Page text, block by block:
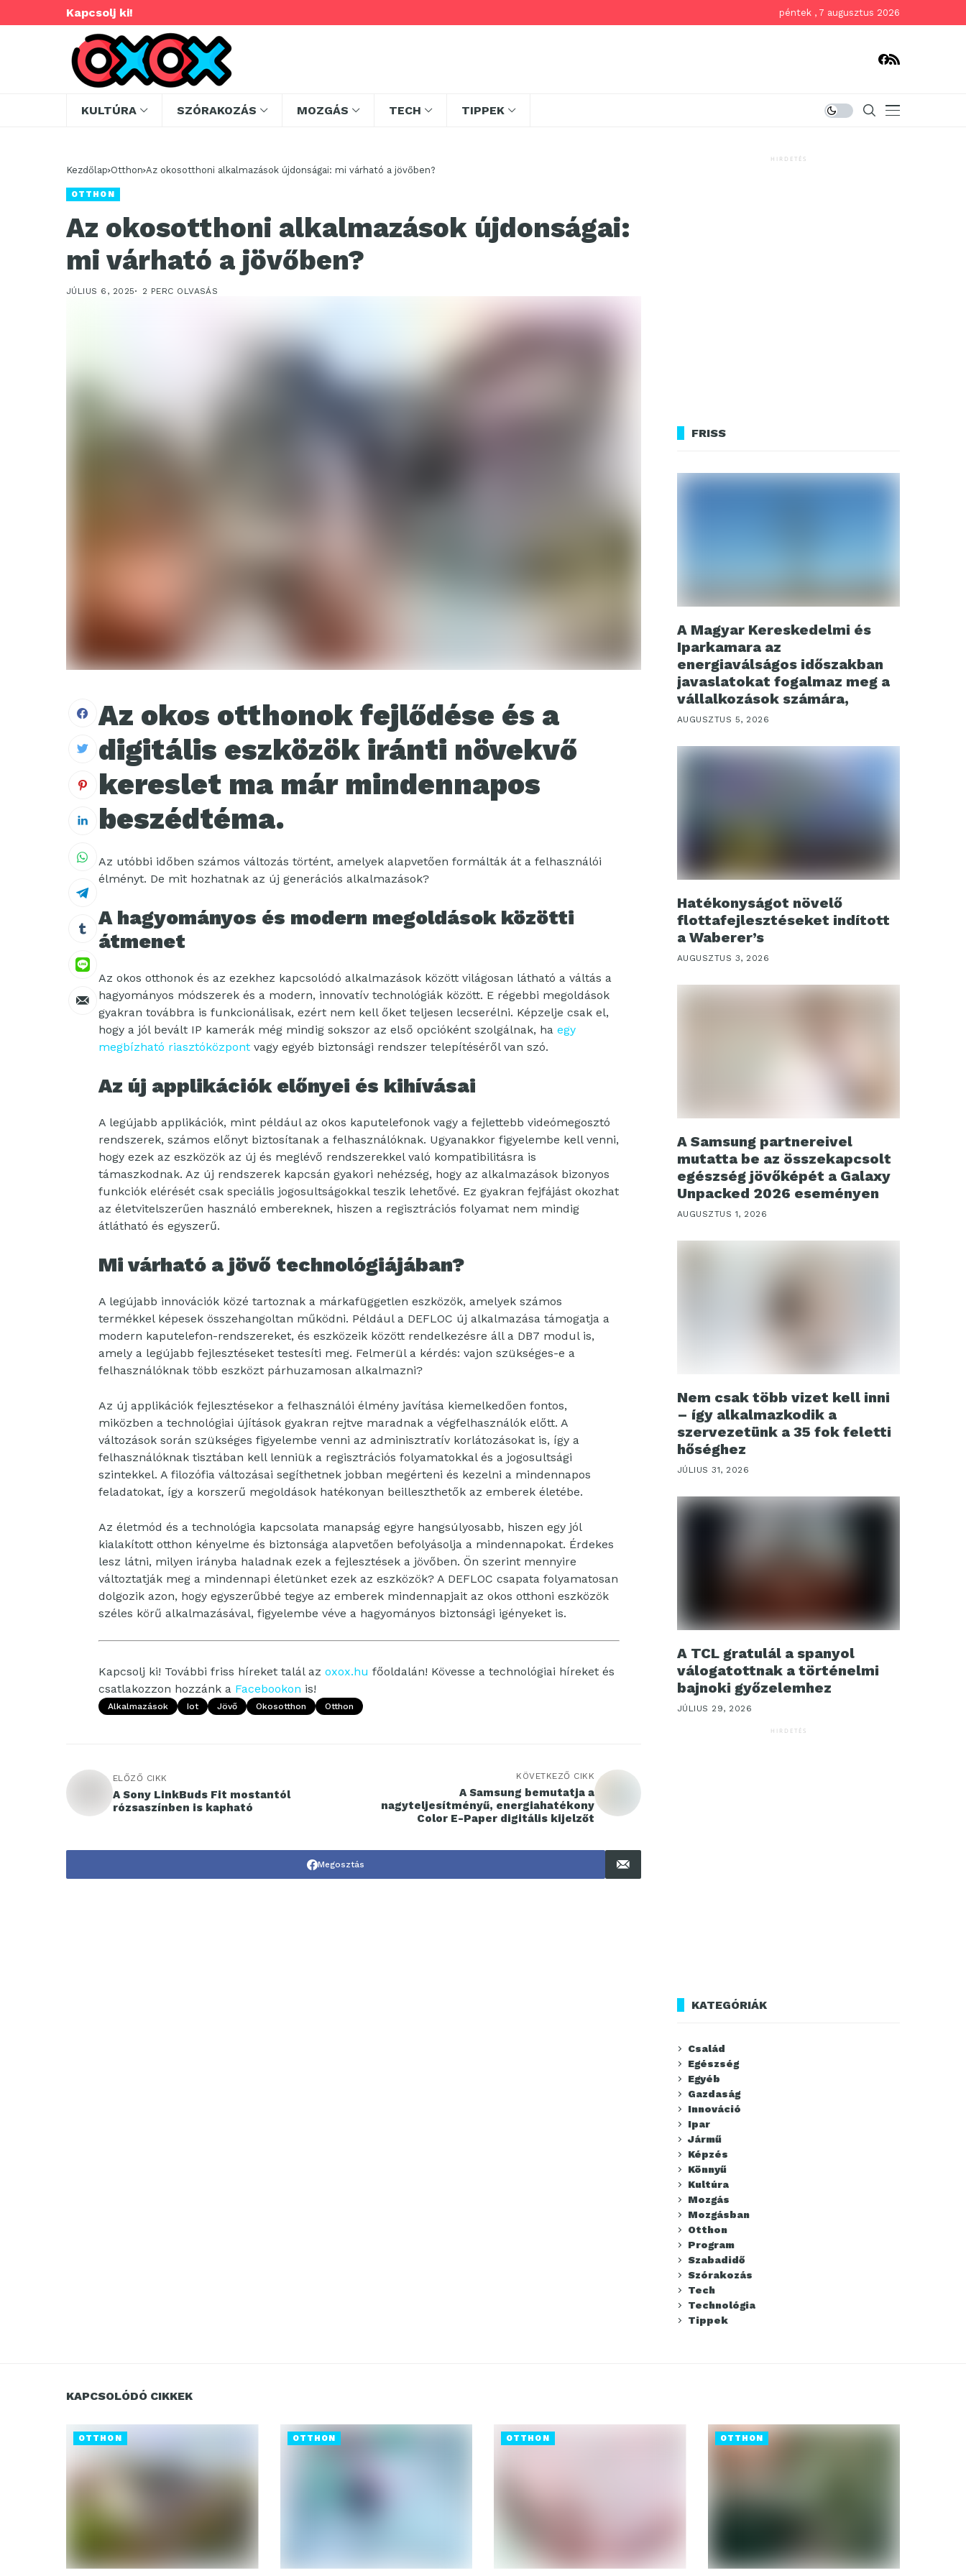
Kapcsolj ki! péntek , 7 augusztus 2026
KULTÚRA SZÓRAKOZÁS MOZGÁS TECH TIPPEK
Kezdőlap Otthon Az okosotthoni alkalmazások újdonságai: mi várható a jövőben?
OTTHON
Az okosotthoni alkalmazások újdonságai:
mi várható a jövőben?
JÚLIUS 6, 2025 2 PERC OLVASÁS
Az okos otthonok fejlődése és a
digitális eszközök iránti növekvő
kereslet ma már mindennapos
beszédtéma.
Az utóbbi időben számos változás történt, amelyek alapvetően formálták át a felhasználói
élményt. De mit hozhatnak az új generációs alkalmazások?
A hagyományos és modern megoldások közötti
átmenet
Az okos otthonok és az ezekhez kapcsolódó alkalmazások között világosan látható a váltás a
hagyományos módszerek és a modern, innovatív technológiák között. E régebbi megoldások
gyakran továbbra is funkcionálisak, ezért nem kell őket teljesen lecserélni. Képzelje csak el,
hogy a jól bevált IP kamerák még mindig sokszor az első opcióként szolgálnak, ha egy
megbízható riasztóközpont vagy egyéb biztonsági rendszer telepítéséről van szó.
Az új applikációk előnyei és kihívásai
A legújabb applikációk, mint például az okos kaputelefonok vagy a fejlettebb videómegosztó
rendszerek, számos előnyt biztosítanak a felhasználóknak. Ugyanakkor figyelembe kell venni,
hogy ezek az eszközök az új és meglévő rendszerekkel való kompatibilitásra is
támaszkodnak. Az új rendszerek kapcsán gyakori nehézség, hogy az alkalmazások bizonyos
funkciók elérését csak speciális jogosultságokkal teszik lehetővé. Ez gyakran fejfájást okozhat
az életvitelszerűen használó embereknek, hiszen a regisztrációs folyamat nem mindig
átlátható és egyszerű.
Mi várható a jövő technológiájában?
A legújabb innovációk közé tartoznak a márkafüggetlen eszközök, amelyek számos
termékkel képesek összehangoltan működni. Például a DEFLOC új alkalmazása támogatja a
modern kaputelefon-rendszereket, és eszközeik között rendelkezésre áll a DB7 modul is,
amely a legújabb fejlesztéseket testesíti meg. Felmerül a kérdés: vajon szükséges-e a
felhasználóknak több eszközt párhuzamosan alkalmazni?
Az új applikációk fejlesztésekor a felhasználói élmény javítása kiemelkedően fontos,
miközben a technológiai újítások gyakran rejtve maradnak a végfelhasználók előtt. A
változások során szükséges figyelembe venni az adminisztratív korlátozásokat is, így a
felhasználóknak tisztában kell lenniük a regisztrációs folyamatokkal és a jogosultsági
szintekkel. A filozófia változásai segíthetnek jobban megérteni és kezelni a mindennapos
feladatokat, így a korszerű megoldások hatékonyan beilleszthetők az emberek életébe.
Az életmód és a technológia kapcsolata manapság egyre hangsúlyosabb, hiszen egy jól
kialakított otthon kényelme és biztonsága alapvetően befolyásolja a mindennapokat. Érdekes
lesz látni, milyen irányba haladnak ezek a fejlesztések a jövőben. Ön szerint mennyire
változtatják meg a mindennapi életünket ezek az eszközök? A DEFLOC csapata folyamatosan
dolgozik azon, hogy egyszerűbbé tegye az emberek mindennapjait az okos otthoni eszközök
széles körű alkalmazásával, figyelembe véve a hagyományos biztonsági igényeket is.
Kapcsolj ki! További friss híreket talál az oxox.hu főoldalán! Kövesse a technológiai híreket és
csatlakozzon hozzánk a Facebookon is!
Alkalmazások Iot Jövő Okosotthon Otthon
ELŐZŐ CIKK
A Sony LinkBuds Fit mostantól
rózsaszínben is kapható
KÖVETKEZŐ CIKK
A Samsung bemutatja a
nagyteljesítményű, energiahatékony
Color E-Paper digitális kijelzőt
Megosztás
HIRDETÉS
FRISS
A Magyar Kereskedelmi és
Iparkamara az
energiaválságos időszakban
javaslatokat fogalmaz meg a
vállalkozások számára,
AUGUSZTUS 5, 2026
Hatékonyságot növelő
flottafejlesztéseket indított
a Waberer’s
AUGUSZTUS 3, 2026
A Samsung partnereivel
mutatta be az összekapcsolt
egészség jövőképét a Galaxy
Unpacked 2026 eseményen
AUGUSZTUS 1, 2026
Nem csak több vizet kell inni
– így alkalmazkodik a
szervezetünk a 35 fok feletti
hőséghez
JÚLIUS 31, 2026
A TCL gratulál a spanyol
válogatottnak a történelmi
bajnoki győzelemhez
JÚLIUS 29, 2026
HIRDETÉS
KATEGÓRIÁK
Család
Egészség
Egyéb
Gazdaság
Innováció
Ipar
Jármű
Képzés
Könnyű
Kultúra
Mozgás
Mozgásban
Otthon
Program
Szabadidő
Szórakozás
Tech
Technológia
Tippek
KAPCSOLÓDÓ CIKKEK
OTTHON OTTHON OTTHON OTTHON